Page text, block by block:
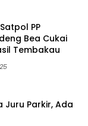
PP
Bea Cukai
Tembakau
Juru Parkir, Ada